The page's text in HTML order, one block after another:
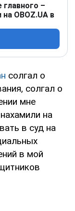
главного –
OBOZ.UA в
солгал о
солгал о
мне
на
в суд на
в мой